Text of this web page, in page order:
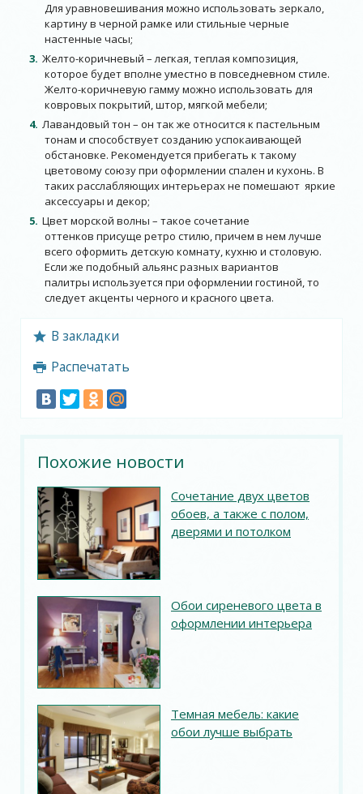
Для уравновешивания можно использовать зеркало,
картину в черной рамке или стильные черные
настенные часы;
Желто-коричневый – легкая, теплая композиция,
которое будет вполне уместно в повседневном стиле.
Желто-коричневую гамму можно использовать для
ковровых покрытий, штор, мягкой мебели;
Лавандовый тон – он так же относится к пастельным
тонам и способствует созданию успокаивающей
обстановке. Рекомендуется прибегать к такому
цветовому союзу при оформлении спален и кухонь. В
таких расслабляющих интерьерах не помешают яркие
аксессуары и декор;
Цвет морской волны – такое сочетание
оттенков присуще ретро стилю, причем в нем лучше
всего оформить детскую комнату, кухню и столовую.
Если же подобный альянс разных вариантов
палитры используется при оформлении гостиной, то
следует акценты черного и красного цвета.
В закладки
Распечатать
Похожие новости
Сочетание двух цветов
обоев, а также с полом,
дверями и потолком
Обои сиреневого цвета в
оформлении интерьера
Темная мебель: какие
обои лучше выбрать